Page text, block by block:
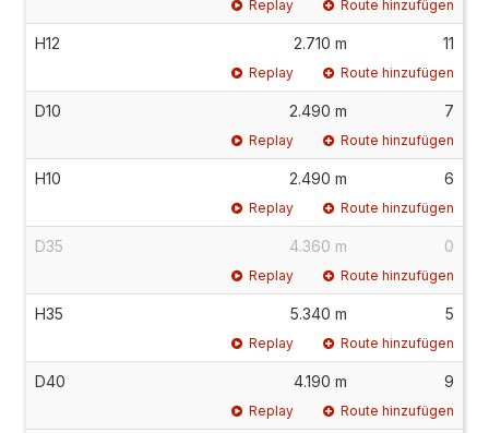
Replay Route hinzufügen
H12 2.710 m 11
Replay Route hinzufügen
D10 2.490 m 7
Replay Route hinzufügen
H10 2.490 m 6
Replay Route hinzufügen
D35 4.360 m 0
Replay Route hinzufügen
H35 5.340 m 5
Replay Route hinzufügen
D40 4.190 m 9
Replay Route hinzufügen